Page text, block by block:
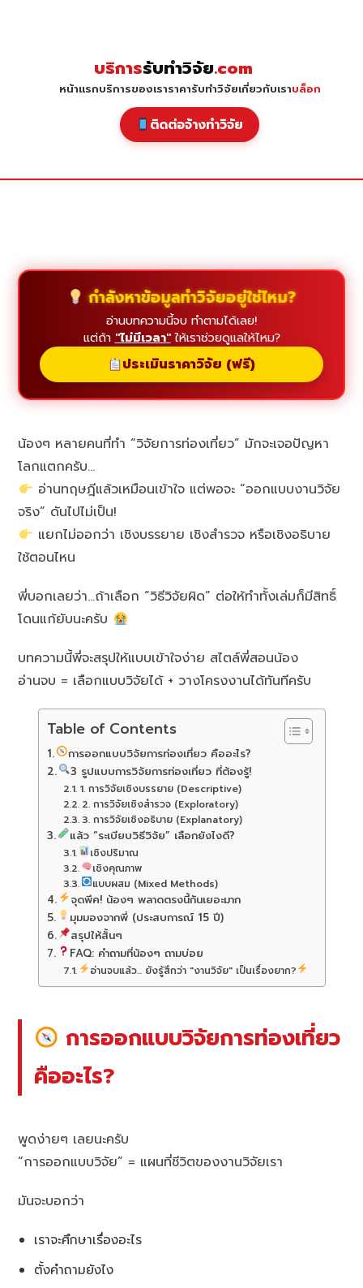
บริการรับทำวิจัย.com
หน้าแรกบริการของเราราคารับทำวิจัยเกี่ยวกับเราบล็อก
ติดต่อจ้างทำวิจัย
กำลังหาข้อมูลทำวิจัยอยู่ใช่ไหม?
อ่านบทความนี้จบ ทำตามได้เลย!
แต่ถ้า "ไม่มีเวลา"ให้เราช่วยดูแลให้ไหม?
ประเมินราคาวิจัย (ฟรี)
น้องๆ หลายคนที่ทำ “วิจัยการท่องเที่ยว” มักจะเจอปัญหา
โลกแตกครับ…
อ่านทฤษฎีแล้วเหมือนเข้าใจ แต่พอจะ “ออกแบบงานวิจัย
จริง” ดันไปไม่เป็น!
แยกไม่ออกว่า เชิงบรรยาย เชิงสำรวจ หรือเชิงอธิบาย
ใช้ตอนไหน
พี่บอกเลยว่า…ถ้าเลือก “วิธีวิจัยผิด” ต่อให้ทำทั้งเล่มก็มีสิทธิ์
โดนแก้ยับนะครับ
บทความนี้พี่จะสรุปให้แบบเข้าใจง่าย สไตล์พี่สอนน้อง
อ่านจบ = เลือกแบบวิจัยได้ + วางโครงงานได้ทันทีครับ
Table of Contents
การออกแบบวิจัยการท่องเที่ยว คืออะไร?
3 รูปแบบการวิจัยการท่องเที่ยว ที่ต้องรู้!
1. การวิจัยเชิงบรรยาย (Descriptive)
2. การวิจัยเชิงสำรวจ (Exploratory)
3. การวิจัยเชิงอธิบาย (Explanatory)
แล้ว “ระเบียบวิธีวิจัย” เลือกยังไงดี?
เชิงปริมาณ
เชิงคุณภาพ
แบบผสม (Mixed Methods)
จุดพีค! น้องๆ พลาดตรงนี้กันเยอะมาก
มุมมองจากพี่ (ประสบการณ์ 15 ปี)
สรุปให้สั้นๆ
FAQ: คำถามที่น้องๆ ถามบ่อย
อ่านจบแล้ว... ยังรู้สึกว่า "งานวิจัย" เป็นเรื่องยาก?
การออกแบบวิจัยการท่องเที่ยว
คืออะไร?
พูดง่ายๆ เลยนะครับ
“การออกแบบวิจัย” = แผนที่ชีวิตของงานวิจัยเรา
มันจะบอกว่า
เราจะศึกษาเรื่องอะไร
ตั้งคำถามยังไง